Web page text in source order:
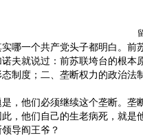
哪一个共产党头子都明白。前
夫就说过：前苏联垮台的根本
制度；二、垄断权力的政治法
，他们必须继续这个垄断。垄
，他们自己的生老病死，就是
导阎王爷？